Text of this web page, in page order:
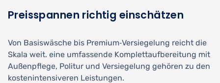
Preisspannen richtig einschätzen
Von Basiswäsche bis Premium‑Versiegelung reicht die
Skala weit. eine umfassende Komplettaufbereitung mit
Außenpflege, Politur und Versiegelung gehören zu den
kostenintensiveren Leistungen.